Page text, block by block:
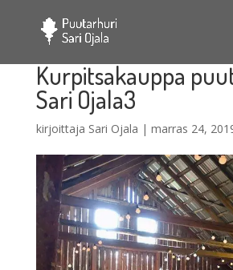
Kurpitsakauppa
Sari Ojala3
kirjoittaja Sari Ojala | marras 24,